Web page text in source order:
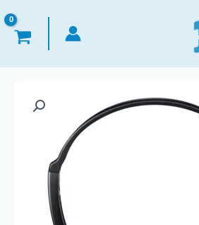
السعر
الحالي
EGP 600,00.